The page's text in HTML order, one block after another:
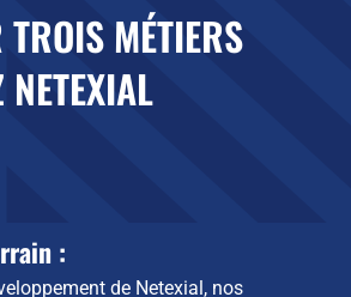
MÉTIERS
NETEXIAL
:
de Netexial, nos